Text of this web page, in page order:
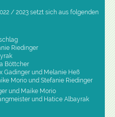
/ 2023 setzt sich aus folgenden
Riedinger
Böttcher
Gadinger und Melanie Heß
Morio und Stefanie Riedinger
und Maike Morio
und Hatice Albayrak